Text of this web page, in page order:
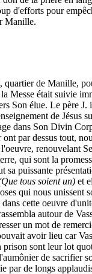
d'efforts pour
Manille.
de Manille,
était suivie
Son élue. Le père J.
de Jésus
dans Son Divin
par dessus tout,
renouvelant
qui sont la
puissante
tous soient un) et
qui nous unissent
cette oeuvre
autour de
un mot de
avoir lieu car
sont leur lot
de
par de longs